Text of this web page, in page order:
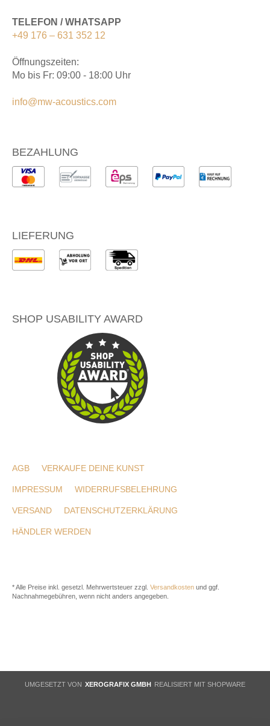
TELEFON / WHATSAPP
+49 176 – 631 352 12
Öffnungszeiten:
Mo bis Fr: 09:00 - 18:00 Uhr
info@mw-acoustics.com
BEZAHLUNG
LIEFERUNG
SHOP USABILITY AWARD
AGB VERKAUFE DEINE KUNST
IMPRESSUM WIDERRUFSBELEHRUNG
VERSAND DATENSCHUTZERKLÄRUNG
HÄNDLER WERDEN
* Alle Preise inkl. gesetzl. Mehrwertsteuer zzgl. Versandkosten und ggf.
Nachnahmegebühren, wenn nicht anders angegeben.
UMGESETZT VON XEROGRAFIX GMBH REALISIERT MIT SHOPWARE